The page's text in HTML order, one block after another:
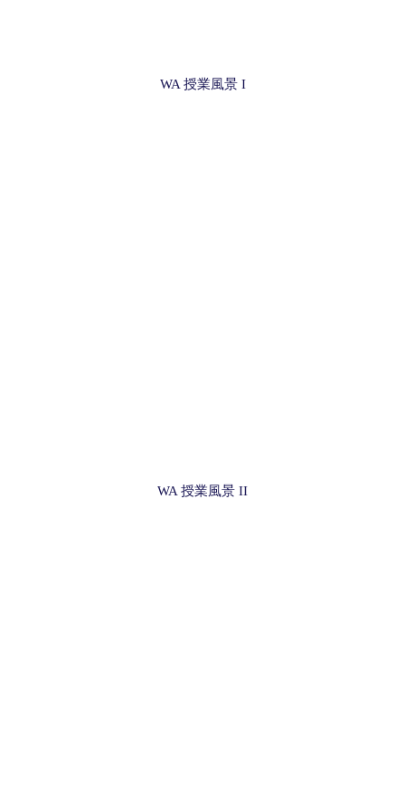
WA 授業風景 I
WA 授業風景 II